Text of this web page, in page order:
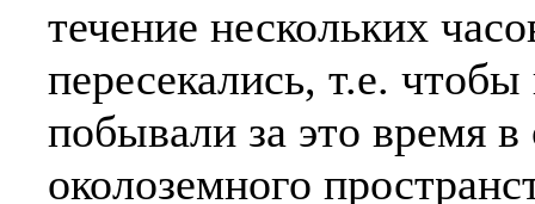
течение нескольких
пересекались, т.е.
побывали за это время
околоземного